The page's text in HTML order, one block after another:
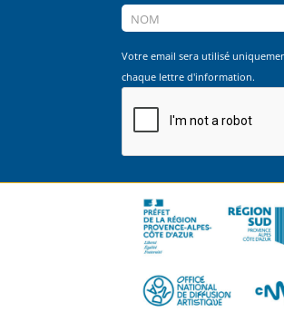
Votre email sera utilisé
chaque lettre d'information.